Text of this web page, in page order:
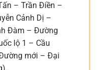
– Trần Điền –
Cảnh Dị –
Đàm – Đường
lộ 1 – Cầu
mới – Đại